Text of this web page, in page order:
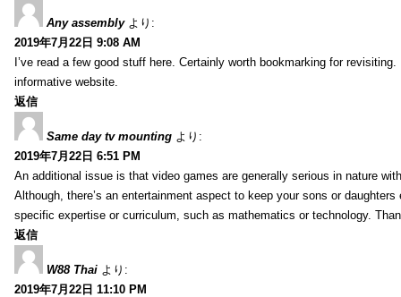
Any assembly より:
2019年7月22日 9:08 AM
I’ve read a few good stuff here. Certainly worth bookmarking for
informative website.
返信
Same day tv mounting より:
2019年7月22日 6:51 PM
An additional issue is that video games are generally serious in nature
Although, there’s an entertainment aspect to keep your sons or
specific expertise or curriculum, such as mathematics or technology.
返信
W88 Thai より:
2019年7月22日 11:10 PM